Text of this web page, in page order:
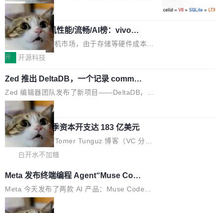
合。方案缺了、配置冲突了、全 null 了。要知道
哪些组合有效，作者说，你得靠"文档、校验、或
者部落知识"。 换个写法。Rust 的 enum，两个
变体：Switchable...
re OS，一个带连接器的聊天机器人，跟其他所
有科技公司做的一样。只不过，实际上它不一
样。这是 Sandstorm.io 的重制版，我十年前的
那个创业公司。不同的是，这次它构建在 Cloudf
lare Workers 上——我花了九年时间搭建的平台
——并且深度集成了 AI。这基本上是我十年秘密
计划的顶峰。 十年前，Ken...
目 Celld，一个能在自己机器上运行 Cloudflare
Workers 和 Durable Objects 的守护进程。 设
计思路很直接：每个对象是一个独立的 SQLite
数据库，按名称寻址，复制到你自己的 S3 兼容
存储库里。节点之间只通过这个存储库协调——
个小型数据库，应用天然按分片构建，单个数据
库的竞争和爆炸半径问题在设计层面就被消除
了。 闲置的 cell 会休眠到几乎不占资源。当 cel
l 迁移或唤醒时，新宿主从 S3 恢复 SQLite 数据
库继续执行。存储库是持久化的唯一真相...
局
鲁大师7月新机性能/流畅/AI榜：vivo夺
性能、流畅双第一，三星Galaxy Z系列
新折叠缺席
2026年7月的手机市场，由于存储等硬件成本暴
增，手机厂商的日子也不好过啊，新机速度明显
高价的三星折叠（三星Galaxy Z Fold8 Ultra / Z
Fold8 / Z Flip8）外，其余要么是中低端机器，
例如iQOO Z11i、REDMI Note 17、REDMI No
te 17 Pro、OPPO K15，要么是vivo X300 E这
样的次旗舰。 Galaxy Z Fold8 Ultra / Z Fold8 /
Z Flip8三款折叠屏新机均在7月22日发布，且全
部搭载骁龙8 Elite Gen5 for Galaxy，它们本该
开 开源科技
Zed 推出 DeltaDB，一个记录 commit
之间所有操作的版本控制系统
Zed 编辑器团队发布了新项目——DeltaDB，一
个在 git commit 之间记录每一次编辑操作的版
本控制系统。目前处于 Early Access 阶段。 De
ltaDB 的核心思路直接写在 landing page 最显
眼的位置：「Software is made between com
mits」——软件是在 commit 之间写出来的。git
——打字、删改、试错、agent 对话——都在 co
mmit 之间的空隙里丢失了。 DeltaDB 要做的就
是把这段空隙补上。 回退到任何一次编辑：Delt
aDB 捕获 commit 之间的每一次操作，...
局
SpaceXAI 单季资本开支达 183 亿美元
根据风险投资人Tomer Tunguz 博客（VC 分
析）披露的最新分析与第二季度业绩报告，Spac
元。其中，绝大部分资金被直接用于 AI 领域，
金额高达158.3亿美元，这一单项投入已经逼近
微软同期总资本开支的四成。 与亚马逊、Alpha
白开水不加糖
Meta 发布终端编程 Agent“Muse Cod
e” 和 Muse Spark 1.2 模型
Meta 今天发布了两款 AI 产品：Muse Code，
一个在终端里运行的编程 agent；Muse Spark
局